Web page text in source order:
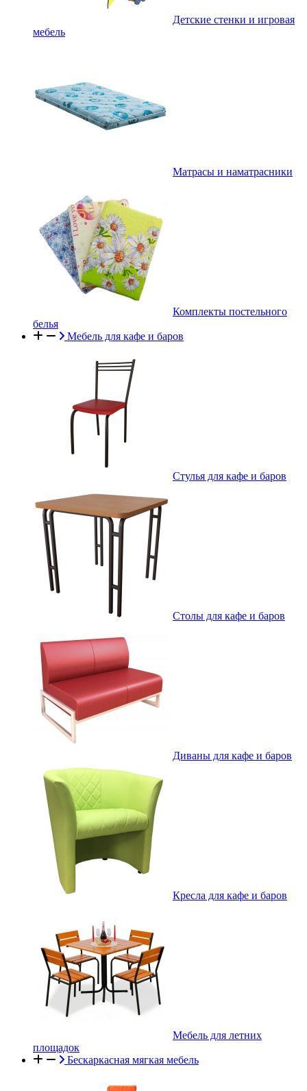
Детские стенки и игровая
мебель
Матрасы и наматрасники
Комплекты постельного
белья
Мебель для кафе и баров
Стулья для кафе и баров
Столы для кафе и баров
Диваны для кафе и баров
Кресла для кафе и баров
Мебель для летних
площадок
Бескаркасная мягкая мебель